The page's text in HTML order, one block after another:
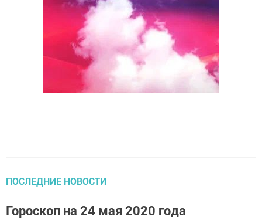
ПОСЛЕДНИЕ НОВОСТИ
Гороскоп на 24 мая 2020 года